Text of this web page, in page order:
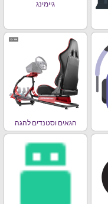
גיימינג
הגאים וסטנדים להגה